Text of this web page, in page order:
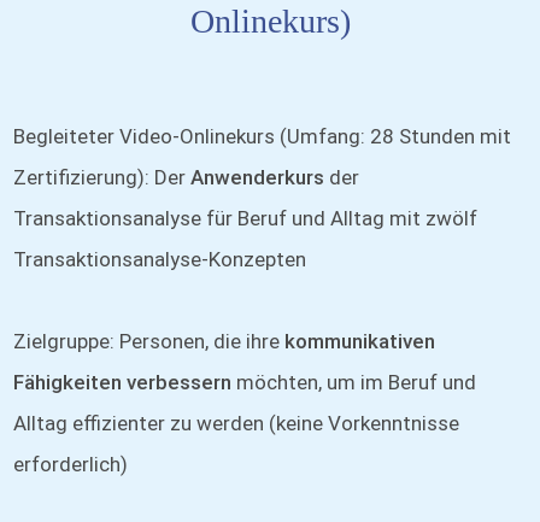
Onlinekurs)
Begleiteter Video-Onlinekurs (Umfang: 28 Stunden mit
Zertifizierung): Der Anwenderkurs der
Transaktionsanalyse für Beruf und Alltag mit zwölf
Transaktionsanalyse-Konzepten
Zielgruppe: Personen, die ihre kommunikativen
Fähigkeiten verbessern möchten, um im Beruf und
Alltag effizienter zu werden (keine Vorkenntnisse
erforderlich)